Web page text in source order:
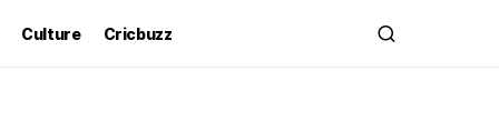
Culture Cricbuzz